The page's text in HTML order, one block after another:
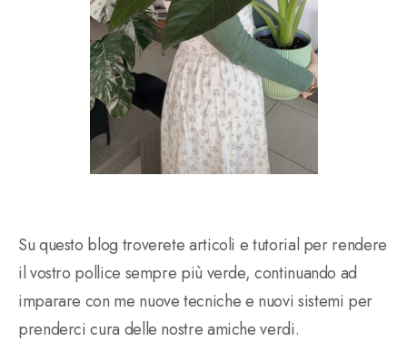
Su questo blog troverete articoli e tutorial per rendere
il vostro pollice sempre più verde, continuando ad
imparare con me nuove tecniche e nuovi sistemi per
prenderci cura delle nostre amiche verdi.